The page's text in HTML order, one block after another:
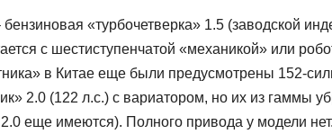
«турбочетверка» 1.5 (заводской
с шестиступенчатой «механикой» или
в Китае еще были предусмотрены 152-
2.0 (122 л.с.) с вариатором, но их из гаммы
еще имеются). Полного привода у модели нет.